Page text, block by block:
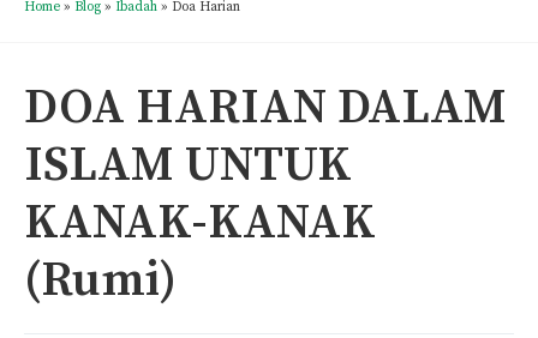
Home » Blog » Ibadah » Doa Harian
DOA HARIAN DALAM
ISLAM UNTUK
KANAK-KANAK
(Rumi)